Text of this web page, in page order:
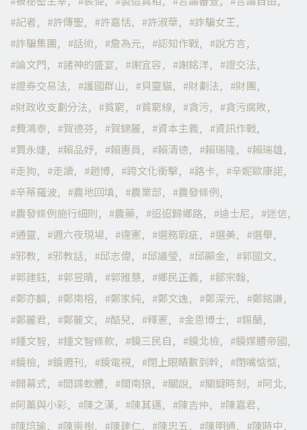
記者
許傳聖 許嘉恬 許淑華
詐騙女王
詐騙集團
話術 詹為元 認知作戰
說方言
論文門
諸神的盛宴 謝宜容 謝銘洋
證交法
證券交易法
護國群山 貝靈貓 財劃法
財團
財政收支劃分法
貧窮 貧窮線 貪污
貪污腐敗
費鴻泰
賀德芬 賀錦麗 資本主義
資訊作戰
賈永婕
賴品妤 賴惠員 賴清德 賴瑞隆
賴瑞雄
走狗
走讀 趙博 跨文化衝擊 路卡
辛妮歐康諾
辛蒂羅波
農地回填 農業部
農發條例
農發條例施行細則
農藥 迢迢歸鄉路 迪士尼
迷信
通靈
週六夜現場 違憲 選務瑕疵 選美
選舉
邪教
邪教話 邱志偉 邱議瑩 邱顯金
郭國文
郭建鈺
郭昱晴 郭雅慧 鄉民正義
鄒宗翰
鄭亦麟
鄭南榕 鄭家純 鄭文逸 鄭深元
鄭銘謙
鄭麗君
鄭麗文 酷兒 釋憲 金恩博士
錫蘭
鍾文智
鍾文智條款 鏡三民自 鏡北檢
鏡媒體帝國
鏡檢
鏡週刊 鏡電視 閉上眼睛數到幹
閉嘴惦惦
開幕式
間諜軟體 閩南狼 關說 關鍵時刻
阿北
阿薰與小彩
陳之漢 陳其邁 陳吉仲
陳嘉君
陳培瑜
陳崇樹 陳建仁 陳忠五 陳明通
陳時中